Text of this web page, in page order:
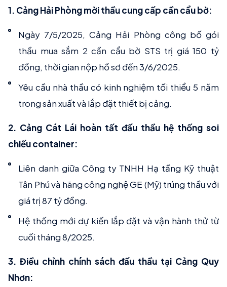
1. Cảng Hải Phòng mời thầu cung cấp cần cẩu bờ:
Ngày 7/5/2025, Cảng Hải Phòng công bố gói
thầu mua sắm 2 cần cẩu bờ STS trị giá 150 tỷ
đồng, thời gian nộp hồ sơ đến 3/6/2025.
Yêu cầu nhà thầu có kinh nghiệm tối thiểu 5 năm
trong sản xuất và lắp đặt thiết bị cảng.
2. Cảng Cát Lái hoàn tất đấu thầu hệ thống soi
chiếu container:
Liên danh giữa Công ty TNHH Hạ tầng Kỹ thuật
Tân Phú và hãng công nghệ GE (Mỹ) trúng thầu với
giá trị 87 tỷ đồng.
Hệ thống mới dự kiến lắp đặt và vận hành thử từ
cuối tháng 8/2025.
3. Điều chỉnh chính sách đấu thầu tại Cảng Quy
Nhơn: